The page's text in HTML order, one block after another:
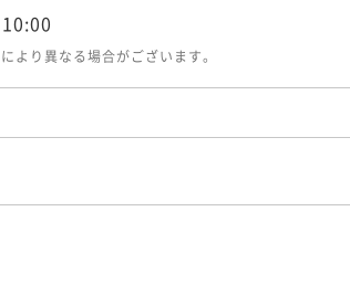
より異なる場合がございます。